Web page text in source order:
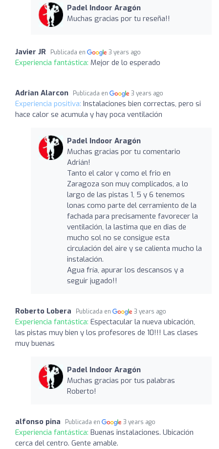
Padel Indoor Aragón
Muchas gracias por tu reseña!!
Javier JR Publicada en 3 years ago
Experiencia fantástica: Mejor de lo esperado
Adrian Alarcon Publicada en 3 years ago
Experiencia positiva: Instalaciones bien correctas, pero si
hace calor se acumula y hay poca ventilación
Padel Indoor Aragón
Muchas gracias por tu comentario
Adrián!
Tanto el calor y como el frio en
Zaragoza son muy complicados, a lo
largo de las pistas 1, 5 y 6 tenemos
lonas como parte del cerramiento de la
fachada para precisamente favorecer la
ventilación, la lastima que en dias de
mucho sol no se consigue esta
circulación del aire y se calienta mucho la
instalación.
Agua fría, apurar los descansos y a
seguir jugado!!
Roberto Lobera Publicada en 3 years ago
Experiencia fantástica: Espectacular la nueva ubicación,
las pistas muy bien y los profesores de 10!!! Las clases
muy buenas
Padel Indoor Aragón
Muchas gracias por tus palabras
Roberto!
alfonso pina Publicada en 3 years ago
Experiencia fantástica: Buenas instalaciones. Ubicación
cerca del centro. Gente amable.